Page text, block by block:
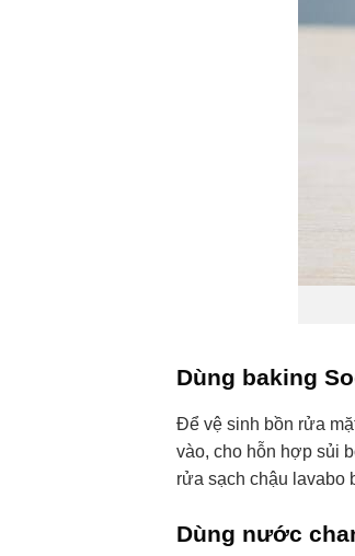
Dùng baking
Để vệ sinh bồn rửa
vào, cho hỗn hợp sủi
rửa sạch chậu lavabo
Dùng nước